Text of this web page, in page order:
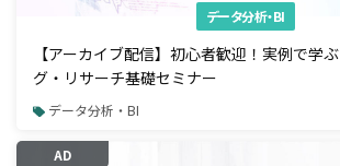
データ分析・BI
【アーカイブ配信】初心者歓迎！実例で学
グ・リサーチ基礎セミナー
データ分析・BI
AD